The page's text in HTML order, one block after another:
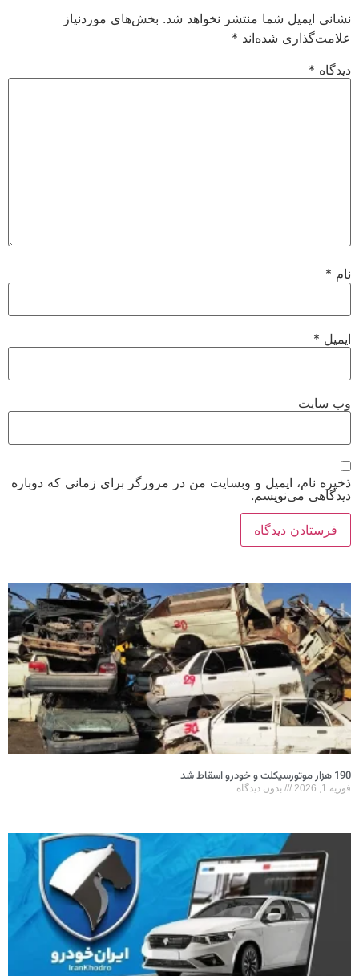
نشانی ایمیل شما منتشر نخواهد شد. بخش‌های موردنیاز
علامت‌گذاری شده‌اند*
دیدگاه*
نام*
ایمیل*
وب‌ سایت
ذخیره نام، ایمیل و وبسایت من در مرورگر برای زمانی که دوباره
دیدگاهی می‌نویسم.
190 هزار موتورسیکلت و خودرو اسقاط شد
فوریه 1, 2026 بدون دیدگاه